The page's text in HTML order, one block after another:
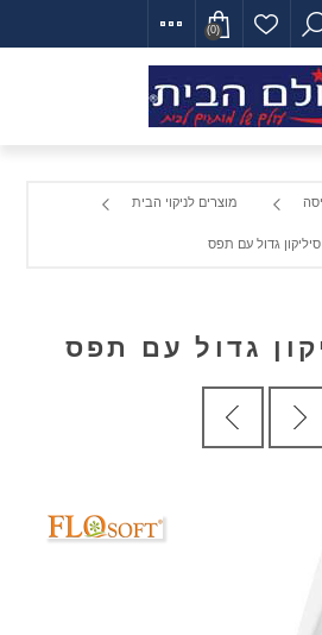
(0)
מוצרים לניקוי הבית
גדול עם תפס
גדול עם תפס